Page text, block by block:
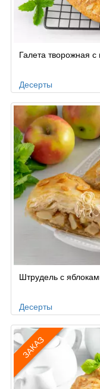
Галета творожная с
Десерты
Штрудель с
Десерты
ЗАКАЗ